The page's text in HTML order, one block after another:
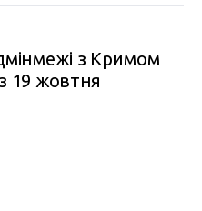
з Кримом
19 жовтня